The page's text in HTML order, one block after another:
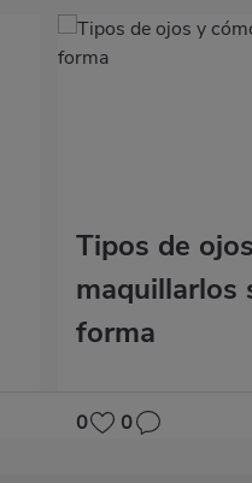
Tipos de
maquillarlos
forma
0 0